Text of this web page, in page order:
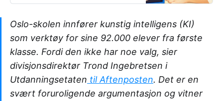
Oslo-skolen innfører kunstig intelligens (KI)
som verktøy for sine 92.000 elever fra første
klasse. Fordi den ikke har noe valg, sier
divisjonsdirektør Trond Ingebretsen i
Utdanningsetaten til Aftenposten. Det er en
svært foruroligende argumentasjon og vitner